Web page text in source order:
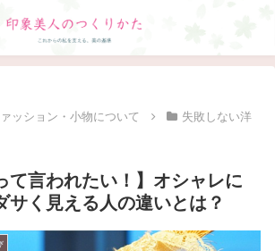
ッション・小物について
失敗しない洋
て言われたい！】オシャレに
サく見える人の違いとは？